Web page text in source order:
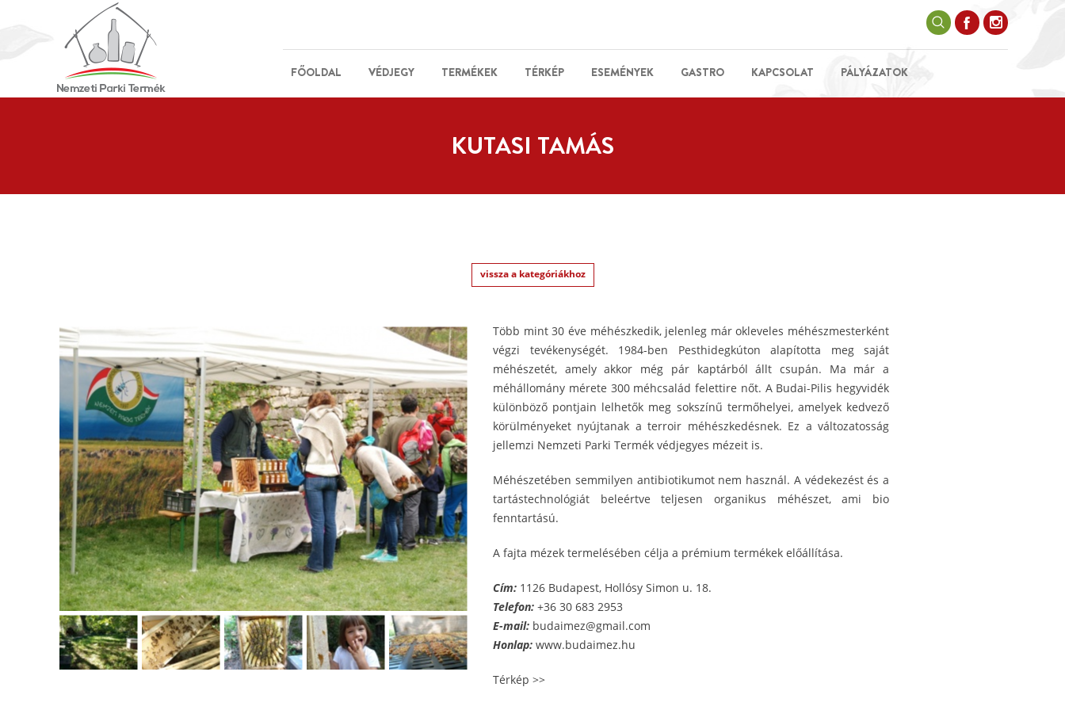
FŐOLDAL VÉDJEGY TERMÉKEK TÉRKÉP ESEMÉNYEK GASTRO KAPCSOLAT PÁLYÁZATOK
KUTASI TAMÁS
vissza a kategóriákhoz
Több mint 30 éve méhészkedik, jelenleg már okleveles méhészmesterként
végzi tevékenységét. 1984-ben Pesthidegkúton alapította meg saját
méhészetét, amely akkor még pár kaptárból állt csupán. Ma már a
méhállomány mérete 300 méhcsalád felettire nőt. A Budai-Pilis hegyvidék
különböző pontjain lelhetők meg sokszínű termőhelyei, amelyek kedvező
körülményeket nyújtanak a terroir méhészkedésnek. Ez a változatosság
jellemzi Nemzeti Parki Termék védjegyes mézeit is.
Méhészetében semmilyen antibiotikumot nem használ. A védekezést és a
tartástechnológiát beleértve teljesen organikus méhészet, ami bio
fenntartású.
A fajta mézek termelésében célja a prémium termékek előállítása.
Cím: 1126 Budapest, Hollósy Simon u. 18.
Telefon: +36 30 683 2953
E-mail: budaimez@gmail.com
Honlap: www.budaimez.hu
Térkép >>